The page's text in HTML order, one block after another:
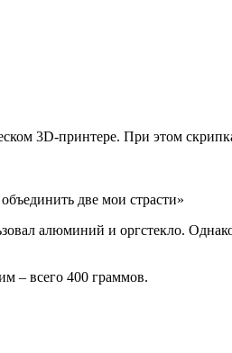
3D-принтере. При этом
две мои страсти»
алюминий и оргстекло.
– всего 400 граммов.